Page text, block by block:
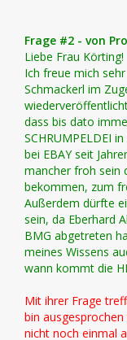
Frage #2 - von
Liebe Frau Körting!
Ich freue mich
Schmackerl im
dass bis dato
SCHRUMPELDEI
bei EBAY seit
mancher froh sein
bekommen, zum
Außerdem dürfte
sein, da Eberhard
BMG abgetreten
meines Wissens
wann kommt die
Mit ihrer Frage
bin
nicht noch einmal